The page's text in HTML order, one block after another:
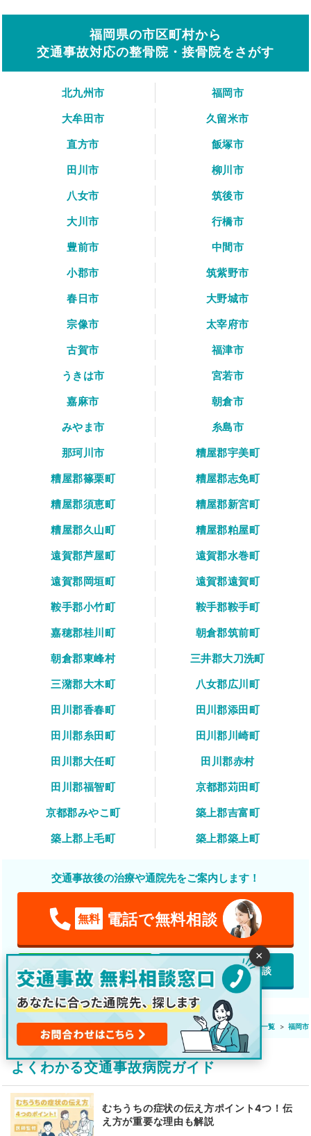
福岡県の市区町村から
交通事故対応の整骨院・接骨院をさがす
北九州市
福岡市
大牟田市
久留米市
直方市
飯塚市
田川市
柳川市
八女市
筑後市
大川市
行橋市
豊前市
中間市
小郡市
筑紫野市
春日市
大野城市
宗像市
太宰府市
古賀市
福津市
うきは市
宮若市
嘉麻市
朝倉市
みやま市
糸島市
那珂川市
糟屋郡宇美町
糟屋郡篠栗町
糟屋郡志免町
糟屋郡須恵町
糟屋郡新宮町
糟屋郡久山町
糟屋郡粕屋町
遠賀郡芦屋町
遠賀郡水巻町
遠賀郡岡垣町
遠賀郡遠賀町
鞍手郡小竹町
鞍手郡鞍手町
嘉穂郡桂川町
朝倉郡筑前町
朝倉郡東峰村
三井郡大刀洗町
三潴郡大木町
八女郡広川町
田川郡香春町
田川郡添田町
田川郡糸田町
田川郡川崎町
田川郡大任町
田川郡赤村
田川郡福智町
京都郡苅田町
京都郡みやこ町
築上郡吉富町
築上郡上毛町
築上郡築上町
交通事故後の治療や通院先をご案内します！
無料 電話で無料相談
LINEで無料相談 featured_play_list webで無料相談
交通事故 通院先検索 全国の整骨院・接骨院一覧 福岡県の整骨院・接骨院一覧 福岡市
よくわかる交通事故病院ガイド
むちうちの症状の伝え方ポイント4つ！伝
え方が重要な理由も解説
×